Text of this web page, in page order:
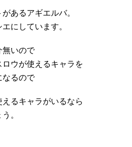
あるアギエルバ。
にしています。
無いので
ウが使えるキャラを
なるので
るキャラがいるなら
。